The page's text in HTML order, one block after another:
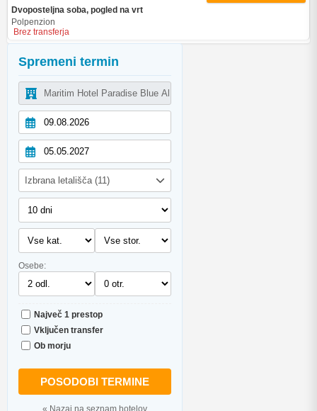
Spremeni termin
Izbrana letališča (11)
Osebe:
Največ 1 prestop
Vključen transfer
Ob morju
POSODOBI TERMINE
« Nazaj na seznam hotelov
Dvoposteljna soba, pogled na vrt
Polpenzion
Brez transferja